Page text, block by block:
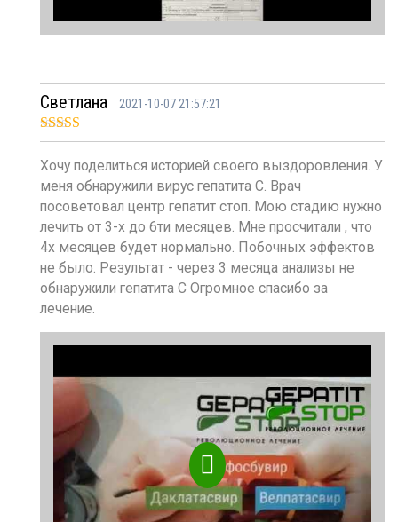
Светлана 2021-10-07 21:57:21
Оценка5из
Хочу поделиться историей своего выздоровления. У
меня обнаружили вирус гепатита С. Врач
посоветовал центр гепатит стоп. Мою стадию нужно
лечить от 3-х до 6ти месяцев. Мне просчитали , что
4х месяцев будет нормально. Побочных эффектов
не было. Результат - через 3 месяца анализы не
обнаружили гепатита С Огромное спасибо за
лечение.